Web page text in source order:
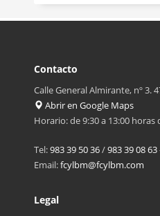
Contacto
Calle General Almirante, nº 3.
Abrir en Google Maps
Horario: de 9:30 a 13:00 horas
Tel:983 39 50 36/983 39 08 63
Email:fcylbm@fcylbm.com
Legal